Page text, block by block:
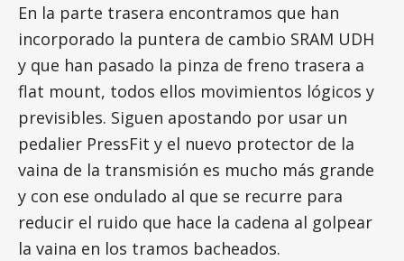
En la parte trasera encontramos que han
incorporado la puntera de cambio SRAM UDH
y que han pasado la pinza de freno trasera a
flat mount, todos ellos movimientos lógicos y
previsibles. Siguen apostando por usar un
pedalier PressFit y el nuevo protector de la
vaina de la transmisión es mucho más grande
y con ese ondulado al que se recurre para
reducir el ruido que hace la cadena al golpear
la vaina en los tramos bacheados.